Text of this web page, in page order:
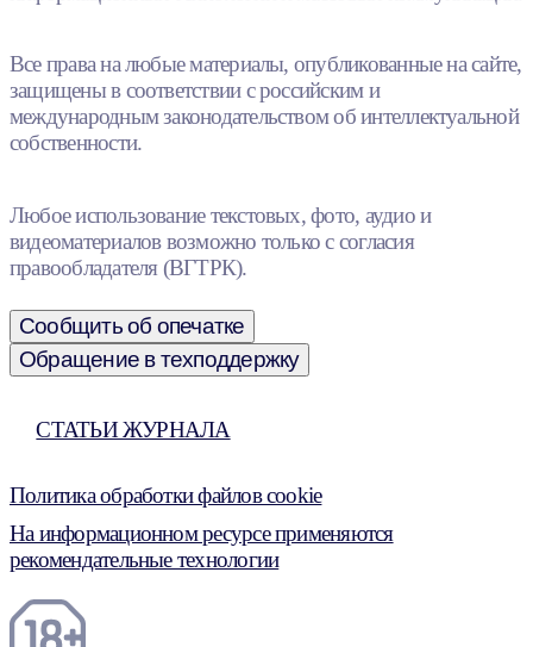
Все права на любые материалы, опубликованные на сайте,
защищены в соответствии с российским и
международным законодательством об интеллектуальной
собственности.
Любое использование текстовых, фото, аудио и
видеоматериалов возможно только с согласия
правообладателя (ВГТРК).
Сообщить об опечатке
Обращение в техподдержку
СТАТЬИ ЖУРНАЛА
Политика обработки файлов cookie
На информационном ресурсе применяются
рекомендательные технологии